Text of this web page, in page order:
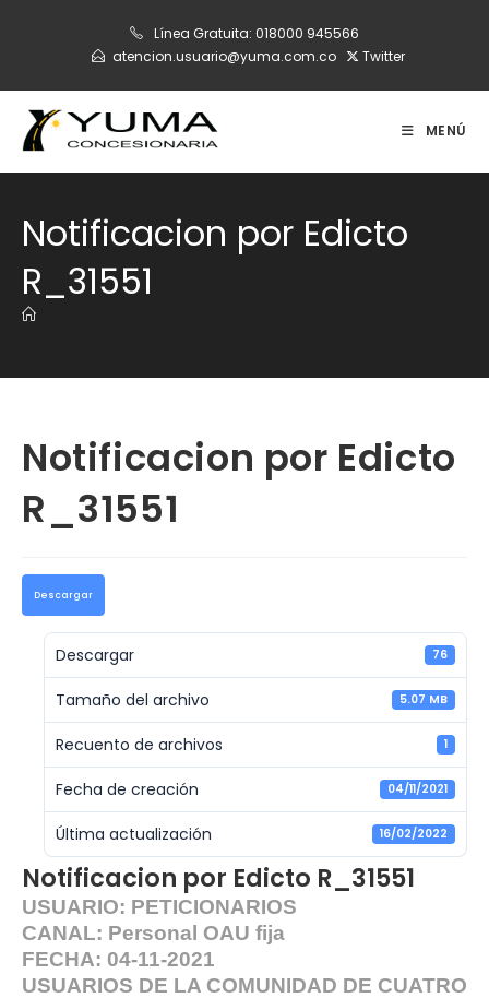
Línea Gratuita: 018000 945566
atencion.usuario@yuma.com.co
Twitter
MENÚ
Notificacion por Edicto
R_31551
Notificacion por Edicto
R_31551
Descargar
Descargar 76
Tamaño del archivo 5.07 MB
Recuento de archivos 1
Fecha de creación 04/11/2021
Última actualización 16/02/2022
Notificacion por Edicto R_31551
USUARIO: PETICIONARIOS
CANAL: Personal OAU fija
FECHA: 04-11-2021
USUARIOS DE LA COMUNIDAD DE CUATRO